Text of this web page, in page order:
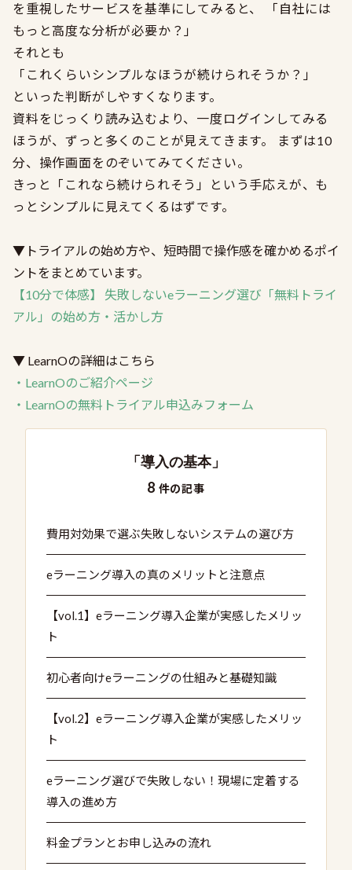
を重視したサービスを基準にしてみると、 「自社には
もっと高度な分析が必要か？」
それとも
「これくらいシンプルなほうが続けられそうか？」
といった判断がしやすくなります。
資料をじっくり読み込むより、一度ログインしてみる
ほうが、ずっと多くのことが見えてきます。 まずは10
分、操作画面をのぞいてみてください。
きっと「これなら続けられそう」という手応えが、も
っとシンプルに見えてくるはずです。
▼トライアルの始め方や、短時間で操作感を確かめるポイ
ントをまとめています。
【10分で体感】 失敗しないeラーニング選び「無料トライ
アル」の始め方・活かし方
▼ LearnOの詳細はこちら
・LearnOのご紹介ページ
・LearnOの無料トライアル申込みフォーム
「導入の基本」
8 件の記事
費用対効果で選ぶ失敗しないシステムの選び方
eラーニング導入の真のメリットと注意点
【vol.1】eラーニング導入企業が実感したメリッ
ト
初心者向けeラーニングの仕組みと基礎知識
【vol.2】eラーニング導入企業が実感したメリッ
ト
eラーニング選びで失敗しない！現場に定着する
導入の進め方
料金プランとお申し込みの流れ